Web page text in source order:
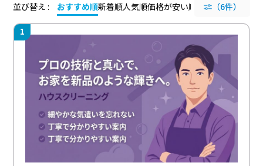
並び替え :
おすすめ順新着順人気順価格が安い順 評価が高い順
（6件）
1